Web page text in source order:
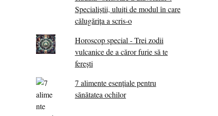
Specialiştii, uluiţi de modul în care
călugărița a scris-o
Horoscop special - Trei zodii
vulcanice de a căror furie să te
ferești
7 alimente esenţiale pentru
sănătatea ochilor